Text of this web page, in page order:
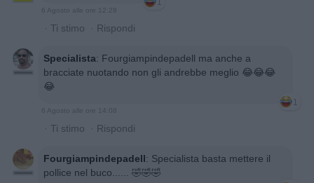
1
6 Agosto alle ore 12:28
· Ti stimo · Rispondi
Specialista: Fourgiampindepadell ma anche a
bracciate nuotando non gli andrebbe meglio 😂😂😂
😂
1
6 Agosto alle ore 14:08
· Ti stimo · Rispondi
Fourgiampindepadell: Specialista basta mettere il
pollice nel buco...... 🤣🤣🤣